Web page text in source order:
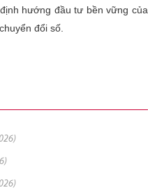
hướng đầu tư bền vững của
đổi số.